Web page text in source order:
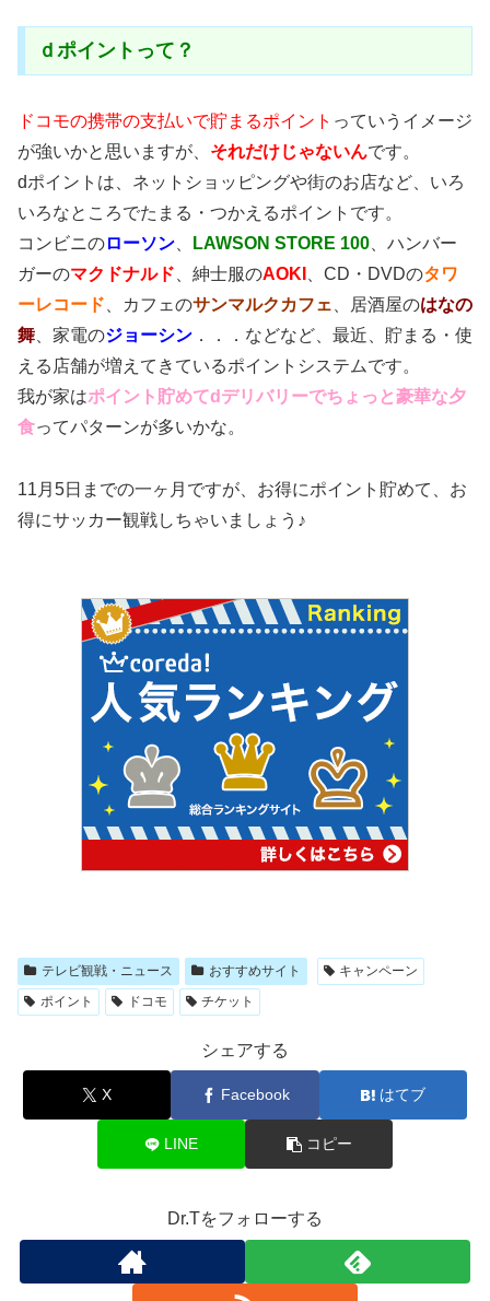
ｄポイントって？
ドコモの携帯の支払いで貯まるポイント っていうイメージ
が強いかと思いますが、 それだけじゃないんです。
dポイントは、ネットショッピングや街のお店など、いろ
いろなところでたまる・つかえるポイントです。
コンビニのローソン LAWSON STORE 100 、ハンバー
ガーのマクドナルド 、紳士服のAOKI 、CD・DVDのタワ
ーレコード 、カフェのサンマルクカフェ 、居酒屋のはなの
舞 、家電のジョーシン ．．．などなど、最近、貯まる・使
える店舗が増えてきているポイントシステムです。
我が家はポイント貯めてdデリバリーでちょっと豪華な夕
食ってパターンが多いかな。
11月5日までの一ヶ月ですが、お得にポイント貯めて、お
得にサッカー観戦しちゃいましょう♪
テレビ観戦・ニュース おすすめサイト
キャンペーン
ポイント
ドコモ チケット
シェアする
X Facebook はてブ
LINE コピー
Dr.Tをフォローする